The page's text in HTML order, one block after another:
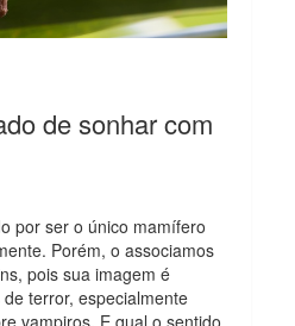
de sonhar com
por ser o único mamífero
Porém, o associamos
pois sua imagem é
terror, especialmente